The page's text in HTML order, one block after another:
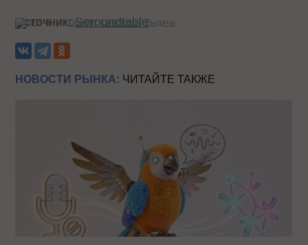
Источник:Seroundtable
Теги: Google Сниппеты Выдача
НОВОСТИ РЫНКА: ЧИТАЙТЕ ТАКЖЕ